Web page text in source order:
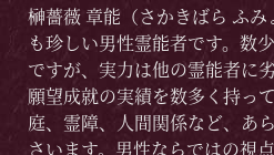
榊薔薇 章能（さかきばら ふ
も珍しい男性霊能者です。数
ですが、実力は他の霊能者に
願望成就の実績を数多く持っ
庭、霊障、人間関係など、あ
さいます。男性ならではの視